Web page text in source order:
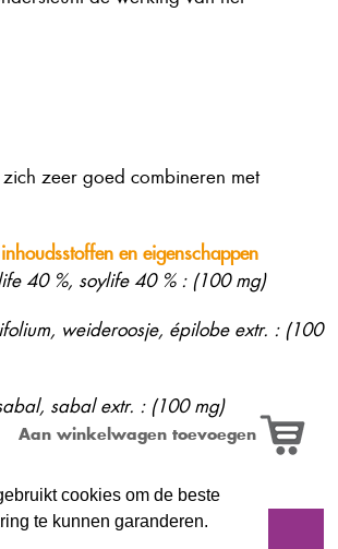
cookies om de beste
te kunnen garanderen.
zich zeer goed combineren met
en eigenschappen
40 %, soylife 40 % : (100 mg)
weideroosje, épilobe extr. : (100
sabal extr. : (100 mg)
Nieuwsbrief